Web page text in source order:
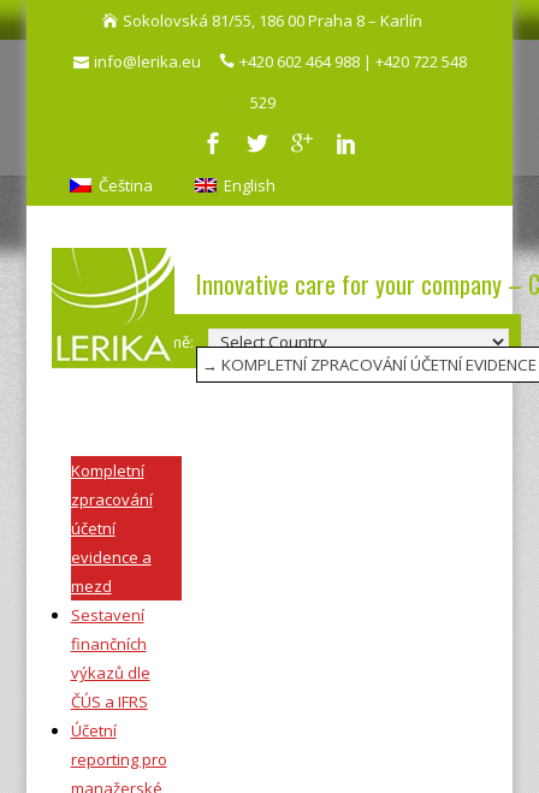
Sokolovská 81/55, 186 00 Praha 8 – Karlín
info@lerika.eu
+420 602 464 988 | +420 722 548
529
Čeština English
Innovative care for your company –
Výběr země:
Kompletní
zpracování
účetní
evidence a
mezd
Sestavení
finančních
výkazů dle
ČÚS a IFRS
Účetní
reporting pro
manažerské